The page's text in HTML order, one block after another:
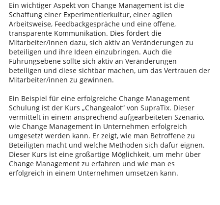
Ein wichtiger Aspekt von Change Management ist die
Schaffung einer Experimentierkultur, einer agilen
Arbeitsweise, Feedbackgespräche und eine offene,
transparente Kommunikation. Dies fördert die
Mitarbeiter/innen dazu, sich aktiv an Veränderungen zu
beteiligen und ihre Ideen einzubringen. Auch die
Führungsebene sollte sich aktiv an Veränderungen
beteiligen und diese sichtbar machen, um das Vertrauen der
Mitarbeiter/innen zu gewinnen.
Ein Beispiel für eine erfolgreiche Change Management
Schulung ist der Kurs „Changealot“ von SupraTix. Dieser
vermittelt in einem ansprechend aufgearbeiteten Szenario,
wie Change Management in Unternehmen erfolgreich
umgesetzt werden kann. Er zeigt, wie man Betroffene zu
Beteiligten macht und welche Methoden sich dafür eignen.
Dieser Kurs ist eine großartige Möglichkeit, um mehr über
Change Management zu erfahren und wie man es
erfolgreich in einem Unternehmen umsetzen kann.